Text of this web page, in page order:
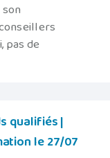
pas de
qualifiés |
le 27/07